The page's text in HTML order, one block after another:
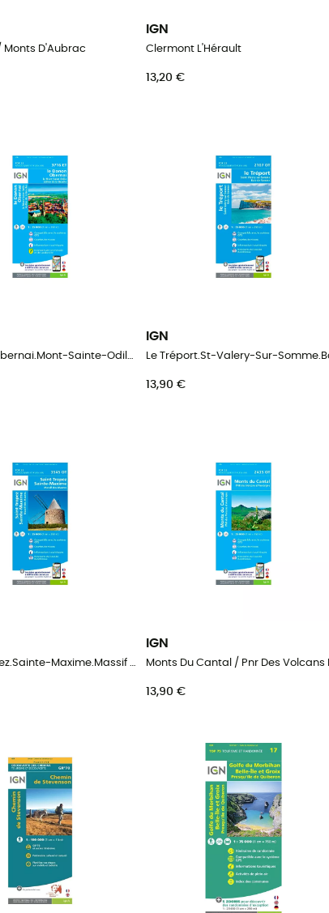
Monts D'Aubrac
IGN
Clermont L'Hérault
13,20 €
Le Donon.Obernai.Mont-Sainte-Odile.Vallée De La Bruche
IGN
13,90 €
Saint-Tropez.Sainte-Maxime.Massif Des Maures
IGN
13,90 €